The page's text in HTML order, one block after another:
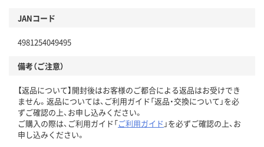
JANコード
4981254049495
備考（ご注意）
【返品について】開封後はお客様のご都合による返品はお受けでき
ません。返品については、ご利用ガイド「返品・交換について」を必
ずご確認の上、お申し込みください。
ご購入の際は、ご利用ガイド「ご利用ガイド 」を必ずご確認の上、お
申し込みください。